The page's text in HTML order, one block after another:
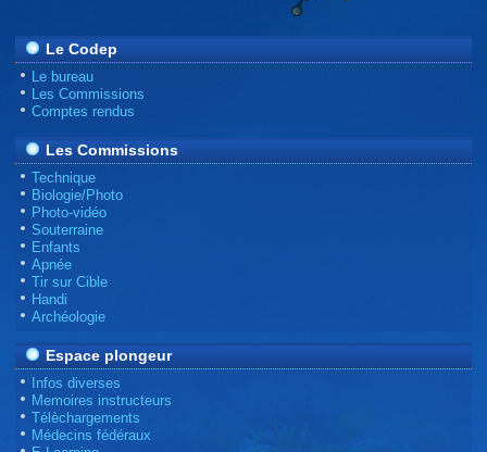
Le Codep
Le bureau
Les Commissions
Comptes rendus
Les Commissions
Technique
Biologie/Photo
Photo-vidéo
Souterraine
Enfants
Apnée
Tir sur Cible
Handi
Archéologie
Espace plongeur
Infos diverses
Memoires instructeurs
Télèchargements
Médecins fédéraux